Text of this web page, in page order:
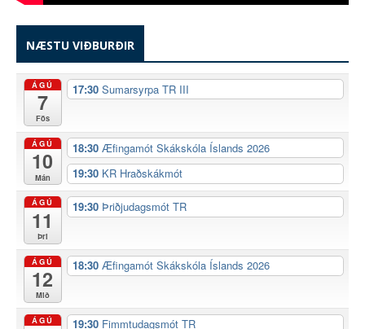
NÆSTU VIÐBURÐIR
ÁGÚ
7
Fös
17:30 Sumarsyrpa TR III
ÁGÚ
10
Mán
18:30 Æfingamót Skákskóla Íslands 2026
19:30 KR Hraðskákmót
ÁGÚ
11
Þri
19:30 Þriðjudagsmót TR
ÁGÚ
12
Mið
18:30 Æfingamót Skákskóla Íslands 2026
ÁGÚ 19:30 Fimmtudagsmót TR